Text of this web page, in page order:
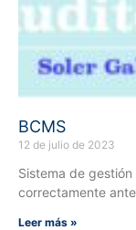
BCMS
12 de julio de 2023
Sistema de
correctamente
Leer más »